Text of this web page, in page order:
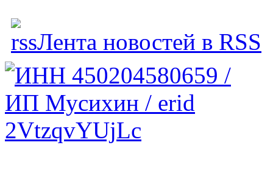
Лента новостей в RSS